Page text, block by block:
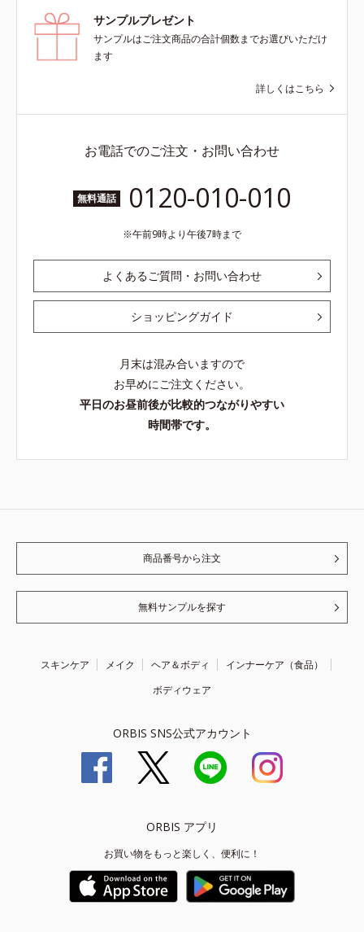
りキメを整えて毛穴を目立たなくす
る*8 すべての方に皮膚刺激がおき
ないというわけではありません※敏
ではありません）※弱酸性（ローシ
表したこと*5 うるおいによる*6 メ
ラノサイトまで*7 L-アスコルビン
キス、油溶性甘草エキス（2）*9 乾
燥など
サンプルプレゼント
サンプルはご注文商品の合計個数までお選びいただけ
ます
詳しくはこちら
お電話でのご注文・お問い合わせ
無料通話 0120-010-010
午前9時より午後7時まで
よくあるご質問・お問い合わせ
ショッピングガイド
月末は混み合いますので
お早めにご注文ください。
平日のお昼前後が比較的つながりやすい
時間帯です。
商品番号から注文
無料サンプルを探す
スキンケア メイク ヘア＆ボディ
インナーケア（食品）
ボディウェア
ORBIS SNS公式アカウント
ORBIS アプリ
お買い物をもっと楽しく、便利に！